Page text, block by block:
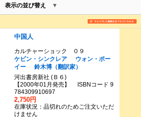
表示の並び替え
中国人
カルチャーショック ０９
ケビン・シンクレア
ウォン・ポー
イー
鈴木博（翻訳家）
河出書房新社 (Ｂ６)
【2000年01月発売】 ISBNコード 9
784309910697
2,750円
在庫状況：品切れのためご注文いただ
けません